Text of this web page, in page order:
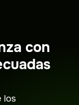
con
los